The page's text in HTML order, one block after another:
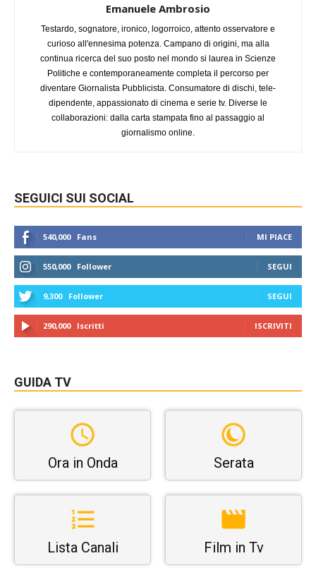
Emanuele Ambrosio
Testardo, sognatore, ironico, logorroico, attento osservatore e
curioso all'ennesima potenza. Campano di origini, ma alla
continua ricerca del suo posto nel mondo si laurea in Scienze
Politiche e contemporaneamente completa il percorso per
diventare Giornalista Pubblicista. Consumatore di dischi, tele-
dipendente, appassionato di cinema e serie tv. Diverse le
collaborazioni: dalla carta stampata fino al passaggio al
giornalismo online.
SEGUICI SUI SOCIAL
540,000 Fans MI PIACE
550,000 Follower SEGUI
9,300 Follower SEGUI
290,000 Iscritti ISCRIVITI
GUIDA TV
Ora in Onda Serata
Lista Canali Film in Tv